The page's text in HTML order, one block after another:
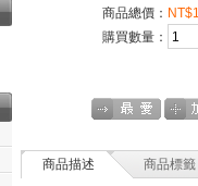
商品總價：
購買數量：
商品描述 商品標籤